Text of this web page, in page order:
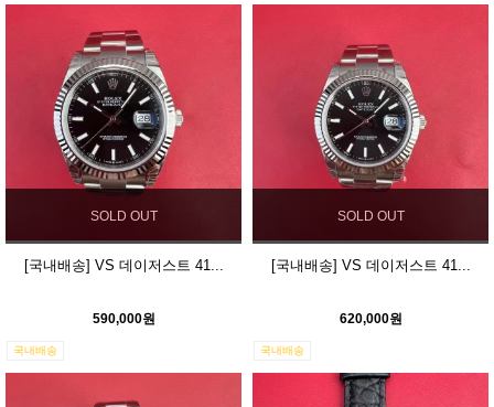
SOLD OUT
[국내배송] VS 데이저스트 41...
590,000원
국내배송
SOLD OUT
[국내배송] VS 데이저스트 41...
620,000원
국내배송